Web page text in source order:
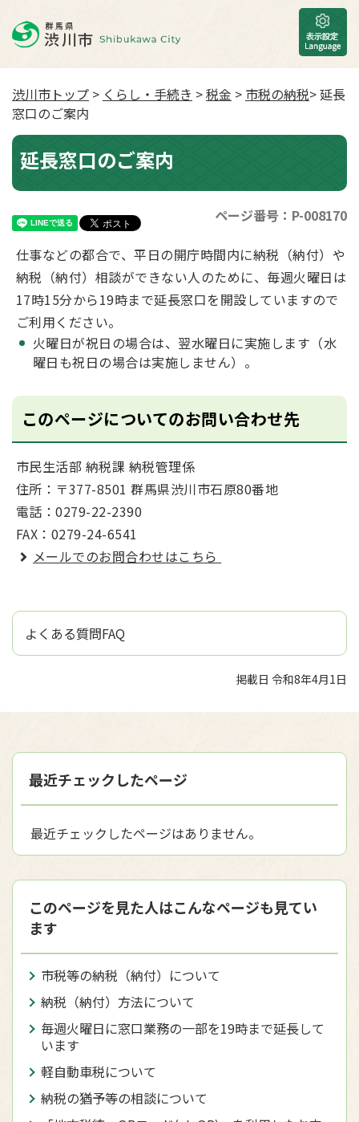
渋川市トップ > くらし・手続き >税金 > 市税の納税> 延長
窓口のご案内
延長窓口のご案内
ページ番号：P-008170
仕事などの都合で、平日の開庁時間内に納税（納付）や
納税（納付）相談ができない人のために、毎週火曜日は
17時15分から19時まで延長窓口を開設していますので
ご利用ください。
火曜日が祝日の場合は、翌水曜日に実施します（水
曜日も祝日の場合は実施しません）。
このページについてのお問い合わせ先
市民生活部 納税課 納税管理係
住所：〒377-8501 群馬県渋川市石原80番地
電話：0279-22-2390
FAX：0279-24-6541
メールでのお問合わせはこちら
よくある質問FAQ
掲載日 令和8年4月1日
最近チェックしたページ
最近チェックしたページはありません。
このページを見た人はこんなページも見てい
ます
市税等の納税（納付）について
納税（納付）方法について
毎週火曜日に窓口業務の一部を19時まで延長して
います
軽自動車税について
納税の猶予等の相談について